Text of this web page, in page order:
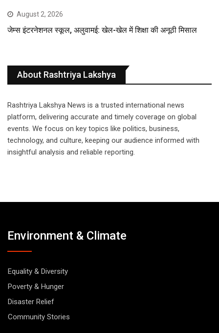
August 2, 2026
जेम्स इंटरनेशनल स्कूल, अलुवामई: खेल-खेल में शिक्षा की अनूठी मिसाल
About Rashtriya Lakshya
Rashtriya Lakshya News is a trusted international news
platform, delivering accurate and timely coverage on global
events. We focus on key topics like politics, business,
technology, and culture, keeping our audience informed with
insightful analysis and reliable reporting.
Environment & Climate
Equality & Diversity
Poverty & Hunger
Disaster Relief
Community Stories